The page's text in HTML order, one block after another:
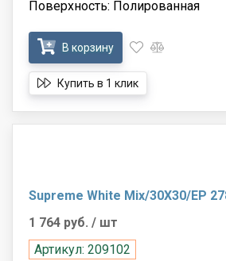
Поверхность: Полированная
В корзину
Купить в 1 клик
Supreme White Mix/30X30/EP
1 764 руб. / шт
Артикул: 209102